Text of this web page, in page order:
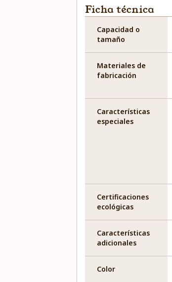
Ficha técnica
Capacidad o
tamaño
Materiales de
fabricación
Características
especiales
Certificaciones
ecológicas
Características
adicionales
Color